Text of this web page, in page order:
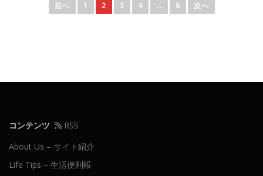
シ
前へ 1 2 3 4 … 8 次へ
コンテンツ
RSS
About Us – サイト紹介
Life Tips – 生活便利帳